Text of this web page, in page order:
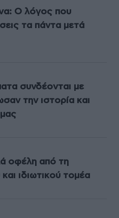
Ο λόγος που
τα πάντα μετά
συνδέονται με
την ιστορία και
οφέλη από τη
ιδιωτικού τομέα